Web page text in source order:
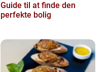
Guide til at finde den
perfekte bolig